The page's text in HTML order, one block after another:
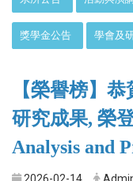
獎學金公告 學會及
【榮譽榜】
研究成果, 榮
Analysis and
2026-02-14